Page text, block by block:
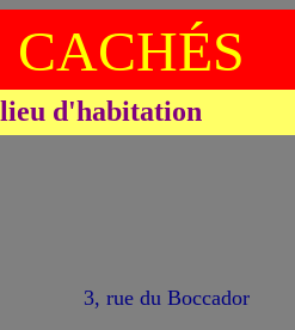
d'habitation
3, rue du Boccador